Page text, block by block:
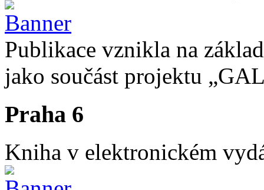
Publikace vznikla na
jako součást projektu
Praha 6
Kniha v elektronickém